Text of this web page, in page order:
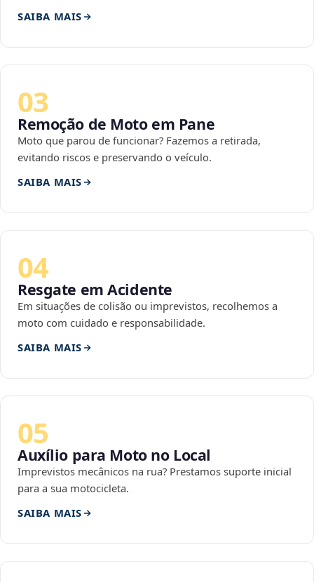
SAIBA MAIS
03
Remoção de Moto em Pane
Moto que parou de funcionar? Fazemos a retirada,
evitando riscos e preservando o veículo.
SAIBA MAIS
04
Resgate em Acidente
Em situações de colisão ou imprevistos, recolhemos a
moto com cuidado e responsabilidade.
SAIBA MAIS
05
Auxílio para Moto no Local
Imprevistos mecânicos na rua? Prestamos suporte inicial
para a sua motocicleta.
SAIBA MAIS